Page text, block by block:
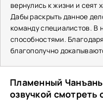
вернулись к жизни и сеят
Дабы раскрыть данное
команду специалистов. В
способностями.
благополучно
Пламенный
озвучкой смотреть